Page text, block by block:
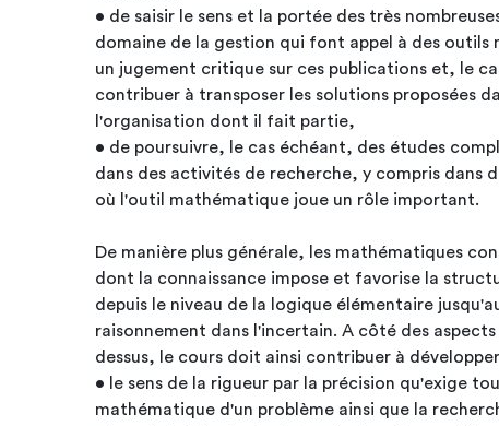
• de saisir le sens et la portée des très
domaine de la gestion qui font appel à des
un jugement critique sur ces publications et, le
contribuer à transposer les solutions proposées
l'organisation dont il fait partie,
• de poursuivre, le cas échéant, des études
dans des activités de recherche, y compris dans
où l'outil mathématique joue un rôle important.
De manière plus générale, les mathématiques
dont la connaissance impose et favorise la
depuis le niveau de la logique élémentaire
raisonnement dans l'incertain. A côté des
dessus, le cours doit ainsi contribuer à
• le sens de la rigueur par la précision qu'exige
mathématique d'un problème ainsi que la